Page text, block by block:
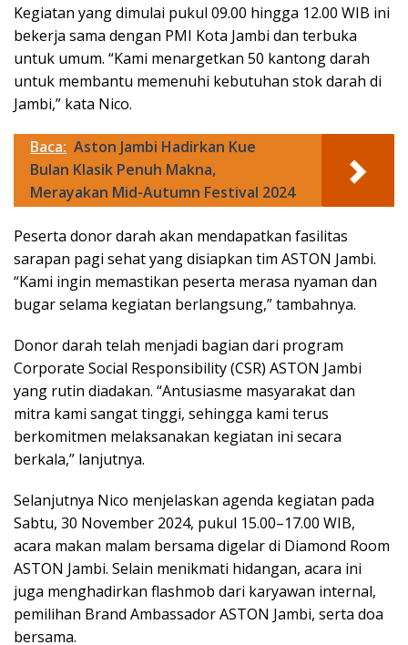
Kegiatan yang dimulai pukul 09.00 hingga 12.00 WIB ini
bekerja sama dengan PMI Kota Jambi dan terbuka
untuk umum. “Kami menargetkan 50 kantong darah
untuk membantu memenuhi kebutuhan stok darah di
Jambi,” kata Nico.
Baca: Aston Jambi Hadirkan Kue
Bulan Klasik Penuh Makna,
Merayakan Mid-Autumn Festival 2024
Peserta donor darah akan mendapatkan fasilitas
sarapan pagi sehat yang disiapkan tim ASTON Jambi.
“Kami ingin memastikan peserta merasa nyaman dan
bugar selama kegiatan berlangsung,” tambahnya.
Donor darah telah menjadi bagian dari program
Corporate Social Responsibility (CSR) ASTON Jambi
yang rutin diadakan. “Antusiasme masyarakat dan
mitra kami sangat tinggi, sehingga kami terus
berkomitmen melaksanakan kegiatan ini secara
berkala,” lanjutnya.
Selanjutnya Nico menjelaskan agenda kegiatan pada
Sabtu, 30 November 2024, pukul 15.00–17.00 WIB,
acara makan malam bersama digelar di Diamond Room
ASTON Jambi. Selain menikmati hidangan, acara ini
juga menghadirkan flashmob dari karyawan internal,
pemilihan Brand Ambassador ASTON Jambi, serta doa
bersama.